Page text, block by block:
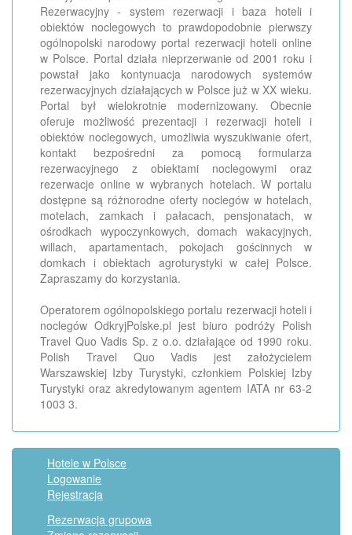
Rezerwacyjny - system rezerwacji i baza hoteli i
obiektów noclegowych to prawdopodobnie pierwszy
ogólnopolski narodowy portal rezerwacji hoteli online
w Polsce. Portal działa nieprzerwanie od 2001 roku i
powstał jako kontynuacja narodowych systemów
rezerwacyjnych działających w Polsce już w XX wieku.
Portal był wielokrotnie modernizowany. Obecnie
oferuje możliwość prezentacji i rezerwacji hoteli i
obiektów noclegowych, umożliwia wyszukiwanie ofert,
kontakt bezpośredni za pomocą formularza
rezerwacyjnego z obiektami noclegowymi oraz
rezerwacje online w wybranych hotelach. W portalu
dostępne są różnorodne oferty noclegów w hotelach,
motelach, zamkach i pałacach, pensjonatach, w
ośrodkach wypoczynkowych, domach wakacyjnych,
willach, apartamentach, pokojach gościnnych w
domkach i obiektach agroturystyki w całej Polsce.
Zapraszamy do korzystania.
Operatorem ogólnopolskiego portalu rezerwacji hoteli i
noclegów OdkryjPolske.pl jest biuro podróży Polish
Travel Quo Vadis Sp. z o.o. działające od 1990 roku.
Polish Travel Quo Vadis jest założycielem
Warszawskiej Izby Turystyki, członkiem Polskiej Izby
Turystyki oraz akredytowanym agentem IATA nr 63-2
1003 3.
Hotele w Polsce
Logowanie
Rejestracja
Rezerwacja grupowa